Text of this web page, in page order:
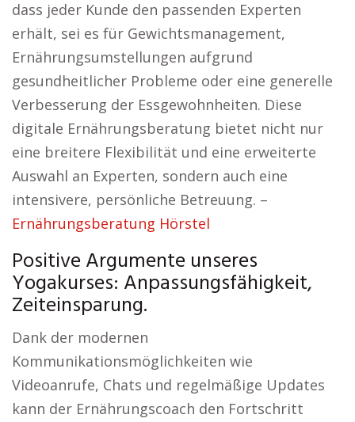
dass jeder Kunde den passenden Experten
erhält, sei es für Gewichtsmanagement,
Ernährungsumstellungen aufgrund
gesundheitlicher Probleme oder eine generelle
Verbesserung der Essgewohnheiten. Diese
digitale Ernährungsberatung bietet nicht nur
eine breitere Flexibilität und eine erweiterte
Auswahl an Experten, sondern auch eine
intensivere, persönliche Betreuung. –
Ernährungsberatung Hörstel
Positive Argumente unseres
Yogakurses: Anpassungsfähigkeit,
Zeiteinsparung.
Dank der modernen
Kommunikationsmöglichkeiten wie
Videoanrufe, Chats und regelmäßige Updates
kann der Ernährungscoach den Fortschritt